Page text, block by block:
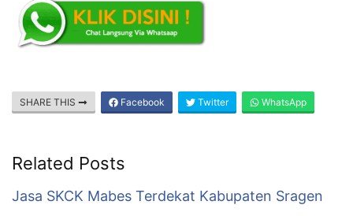
SHARE THIS Facebook Twitter WhatsApp
Related Posts
Jasa SKCK Mabes Terdekat Kabupaten Sragen